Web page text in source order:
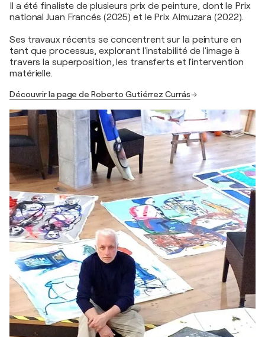
Il a été finaliste de plusieurs prix de peinture, dont le Prix
national Juan Francés (2025) et le Prix Almuzara (2022).
Ses travaux récents se concentrent sur la peinture en
tant que processus, explorant l'instabilité de l'image à
travers la superposition, les transferts et l'intervention
matérielle.
Découvrir la page de Roberto Gutiérrez Currás